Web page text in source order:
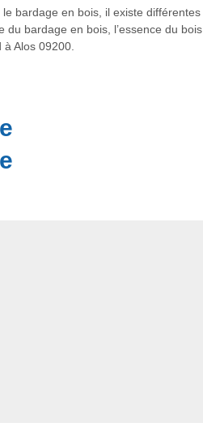
bardage en bois, il existe différentes
bardage en bois, l’essence du bois
Alos 09200.